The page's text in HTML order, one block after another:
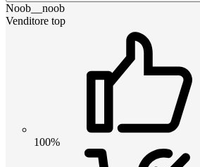
Noob__noob
Venditore top
100%